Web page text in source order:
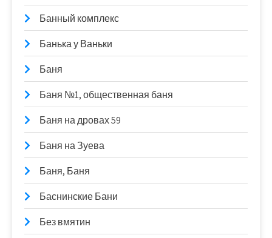
Банный комплекс
Банька у Ваньки
Баня
Баня №1, общественная баня
Баня на дровах 59
Баня на Зуева
Баня, Баня
Баснинские Бани
Без вмятин